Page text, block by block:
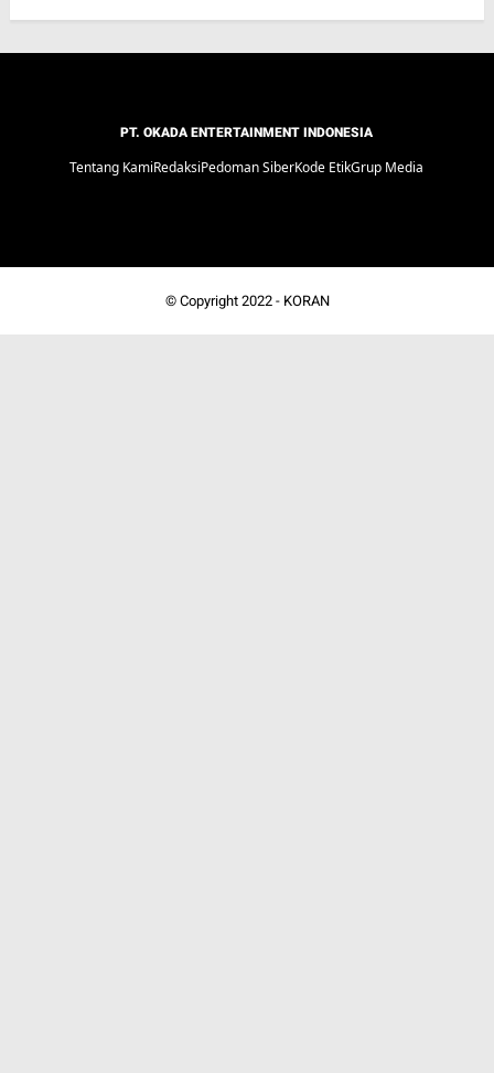
PT. OKADA ENTERTAINMENT INDONESIA
Tentang KamiRedaksiPedoman SiberKode EtikGrup Media
© Copyright 2022 - KORAN